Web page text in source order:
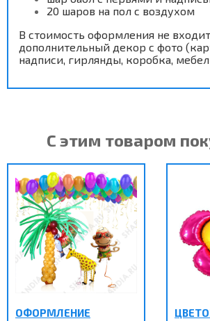
20 шаров на пол с воздухом
В стоимость оформления не входит
дополнительный декор с фото
надписи, гирлянды, коробка,
С этим товаром
ОФОРМЛЕНИЕ